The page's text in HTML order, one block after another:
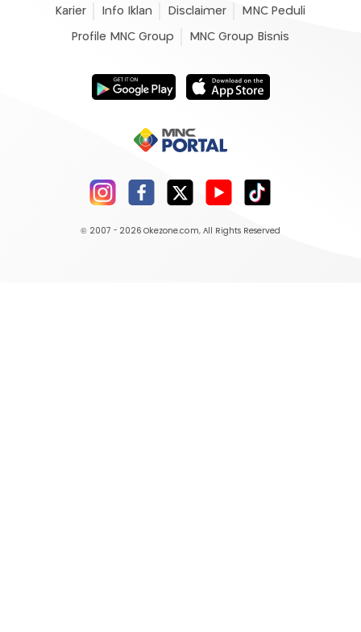
Karier Info Iklan Disclaimer MNC Peduli
Profile MNC Group MNC Group Bisnis
© 2007 - 2026 Okezone.com, All Rights Reserved